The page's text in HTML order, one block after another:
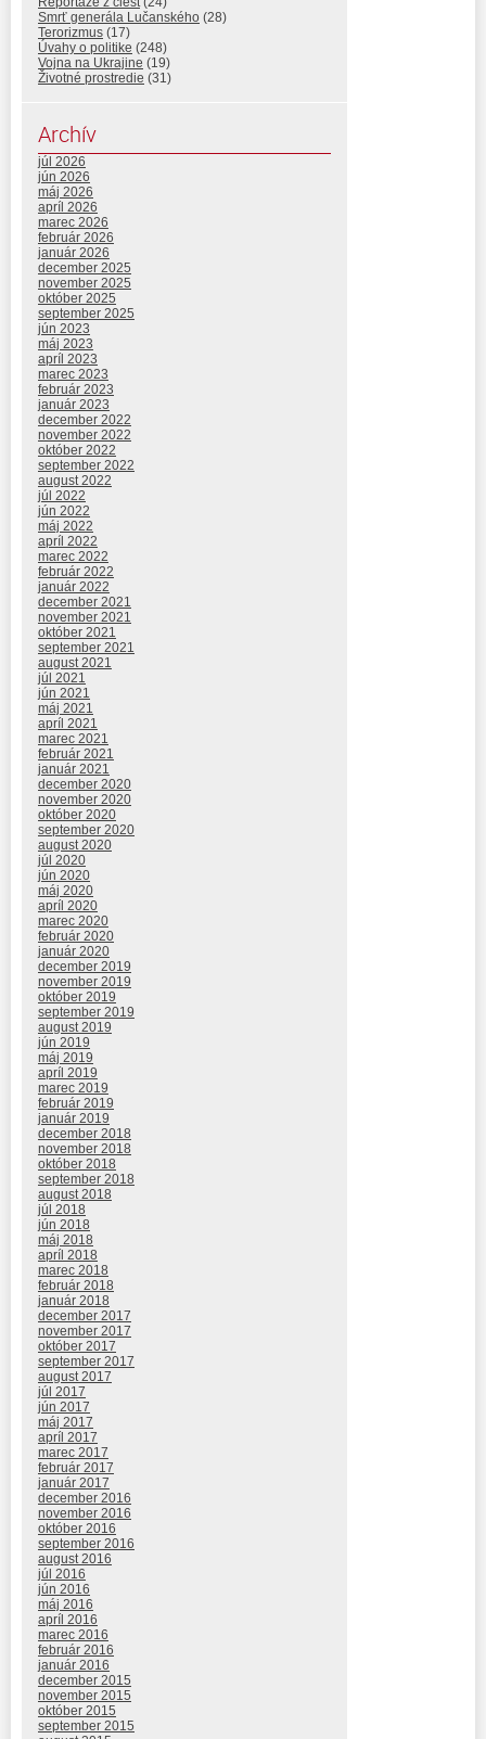
Smrť generála Lučanského (28)
Terorizmus (17)
Úvahy o politike (248)
Vojna na Ukrajine (19)
Životné prostredie (31)
Archív
júl 2026
jún 2026
máj 2026
apríl 2026
marec 2026
február 2026
január 2026
december 2025
november 2025
október 2025
september 2025
jún 2023
máj 2023
apríl 2023
marec 2023
február 2023
január 2023
december 2022
november 2022
október 2022
september 2022
august 2022
júl 2022
jún 2022
máj 2022
apríl 2022
marec 2022
február 2022
január 2022
december 2021
november 2021
október 2021
september 2021
august 2021
júl 2021
jún 2021
máj 2021
apríl 2021
marec 2021
február 2021
január 2021
december 2020
november 2020
október 2020
september 2020
august 2020
júl 2020
jún 2020
máj 2020
apríl 2020
marec 2020
február 2020
január 2020
december 2019
november 2019
október 2019
september 2019
august 2019
jún 2019
máj 2019
apríl 2019
marec 2019
február 2019
január 2019
december 2018
november 2018
október 2018
september 2018
august 2018
júl 2018
jún 2018
máj 2018
apríl 2018
marec 2018
február 2018
január 2018
december 2017
november 2017
október 2017
september 2017
august 2017
júl 2017
jún 2017
máj 2017
apríl 2017
marec 2017
február 2017
január 2017
december 2016
november 2016
október 2016
september 2016
august 2016
júl 2016
jún 2016
máj 2016
apríl 2016
marec 2016
február 2016
január 2016
december 2015
november 2015
október 2015
september 2015